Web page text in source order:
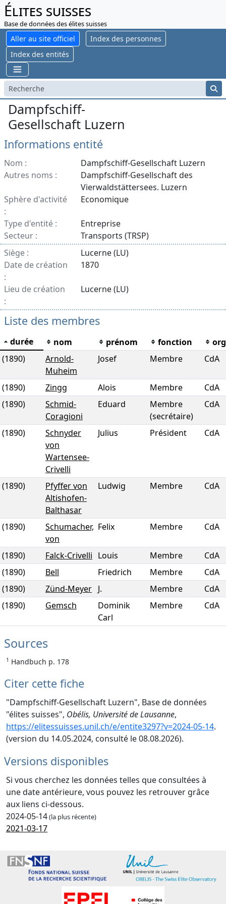
Élites suisses
Base de données des élites suisses
Aller au site officiel
Index des personnes
Index des entités
Dampfschiff-
Gesellschaft Luzern
Informations entité
Nom :
Dampfschiff-Gesellschaft Luzern
Autres noms :
Dampfschiff-Gesellschaft des
Vierwaldstättersees. Luzern
Sphère d'activité
:
Economique
Type d'entité :
Entreprise
Secteur :
Transports (TRSP)
Siège :
Lucerne (LU)
Date de création
:
1870
Lieu de création
:
Lucerne (LU)
Liste des membres
durée nom prénom fonction
(1890)
Arnold-
Muheim
Josef Membre CdA
(1890) Zingg Alois Membre
CdA
(1890)
Schmid-
Coragioni
Eduard
Membre
(secrétaire)
CdA
(1890)
Schnyder
von
Wartensee-
Crivelli
Julius Président CdA
(1890)
Pfyffer von
Altishofen-
Balthasar
Ludwig Membre CdA
(1890)
Schumacher,
von
Felix Membre CdA
(1890) Falck-Crivelli Louis Membre
CdA
(1890)
Bell Friedrich Membre
CdA
(1890)
Zünd-Meyer J. Membre
CdA
(1890)
Gemsch
Dominik
Carl
Membre CdA
Sources
1 Handbuch p. 178
Citer cette fiche
"Dampfschiff-Gesellschaft Luzern", Base de données
"élites suisses", Obélis, Université de Lausanne,
https://elitessuisses.unil.ch/e/entite3297?v=2024-05-14.
(version du 14.05.2024, consulté le 08.08.2026).
Versions disponibles
Si vous cherchez les données telles que consultées à
une date antérieure, vous pouvez les retrouver grâce
aux liens ci-dessous.
2024-05-14(la plus récente)
2021-03-17